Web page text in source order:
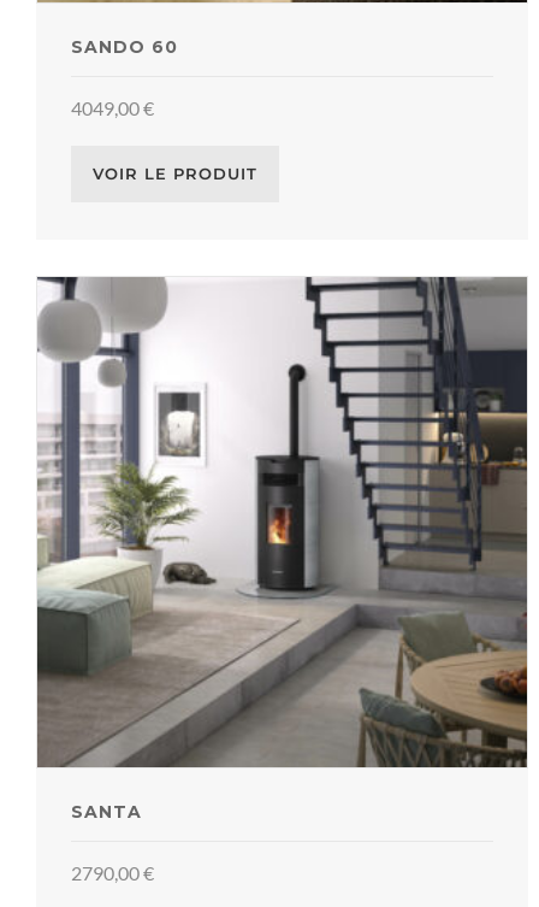
SANDO 60
4049,00€
VOIR LE PRODUIT
SANTA
2790,00€